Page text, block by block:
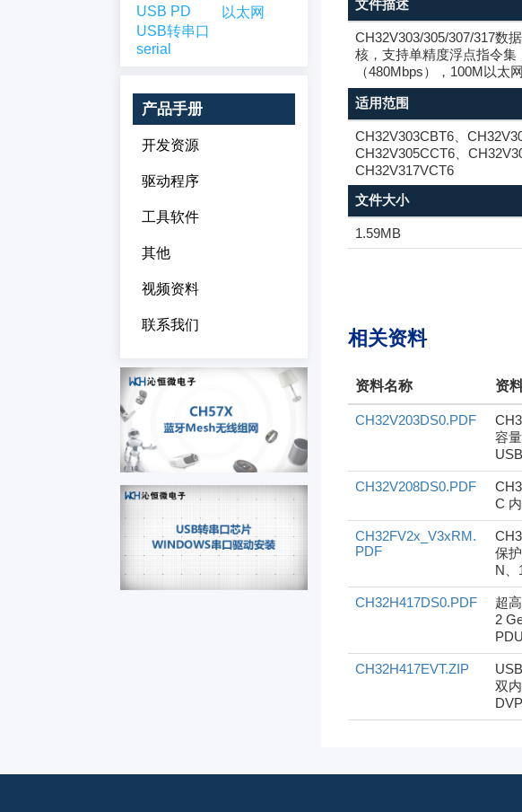
USB PD
以太网
USB转串口
serial
产品手册
开发资源
驱动程序
工具软件
其他
视频资料
联系我们
文件描述
CH32V303/305/307/317数
核，支持单精度浮点指令
（480Mbps），100M以太
适用范围
CH32V303CBT6、
CH32V305CCT6、
CH32V317VCT6
文件大小
1.59MB
相关资料
资料名称 资
CH32V203DS0.PDF
容
CH32V208DS0.PDF
C
CH32FV2x_V3xRM.
PDF
保
N、
CH32H417DS0.PDF
超
2
CH32H417EVT.ZIP
双